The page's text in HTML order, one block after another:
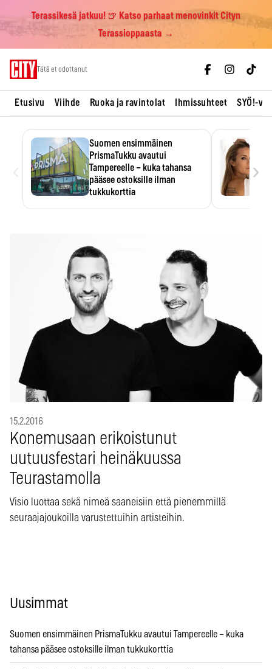
Terassikesä jatkuu! 🍺 Katso parhaat menovinkit Cityn
Terassioppaasta →
Tätä et odottanut
Etusivu Viihde Ruoka ja ravintolat Ihmissuhteet SYÖ!-
Suomen ensimmäinen
PrismaTukku avautui
Tampereelle – kuka tahansa
pääsee ostoksille ilman
tukkukorttia
›
15.2.2016
Konemusaan erikoistunut
uutuusfestari heinäkuussa
Teurastamolla
Visio luottaa sekä nimeä saaneisiin että pienemmillä
seuraajajoukoilla varustettuihin artisteihin.
Uusimmat
Suomen ensimmäinen PrismaTukku avautui Tampereelle – kuka
tahansa pääsee ostoksille ilman tukkukorttia